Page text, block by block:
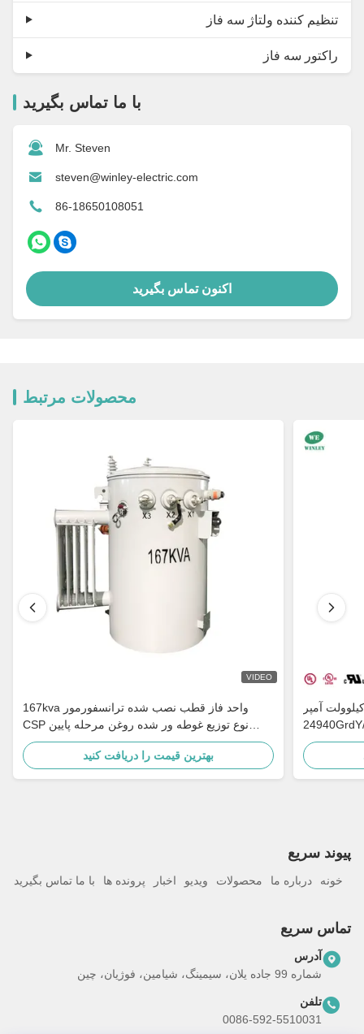
تنظیم کننده ولتاژ سه فاز
راکتور سه فاز
با ما تماس بگیرید
Mr. Steven
steven@winley-electric.com
86-18650108051
اکنون تماس بگیرید
محصولات مرتبط
VIDEO
167kva واحد فاز قطب نصب شده ترانسفورمور
CSP نوع توزیع غوطه ور شده روغن مرحله پایین
4160v به 480v
بهترین قیمت را دریافت کنید
تک فاز 75 کیلوولت آمپر
24940GrdY/14400V تا 120/240V برای توزیع
روستایی
پيوند سريع
خونه درباره ما محصولات ویدیو اخبار پرونده ها با ما تماس بگیرید
تماس سریع
آدرس
شماره 99 جاده یلان، سیمینگ، شیامین، فوژیان، چین
تلفن
0086-592-5510031